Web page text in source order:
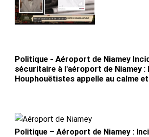
Politique - Aéroport de Niamey
sécuritaire à l'aéroport de Niamey :
Houphouëtistes appelle au calme
Politique – Aéroport de Niamey :